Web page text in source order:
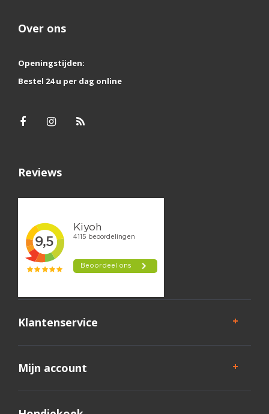
Over ons
Openingstijden:
Bestel 24 u per dag online
Reviews
Klantenservice
Mijn account